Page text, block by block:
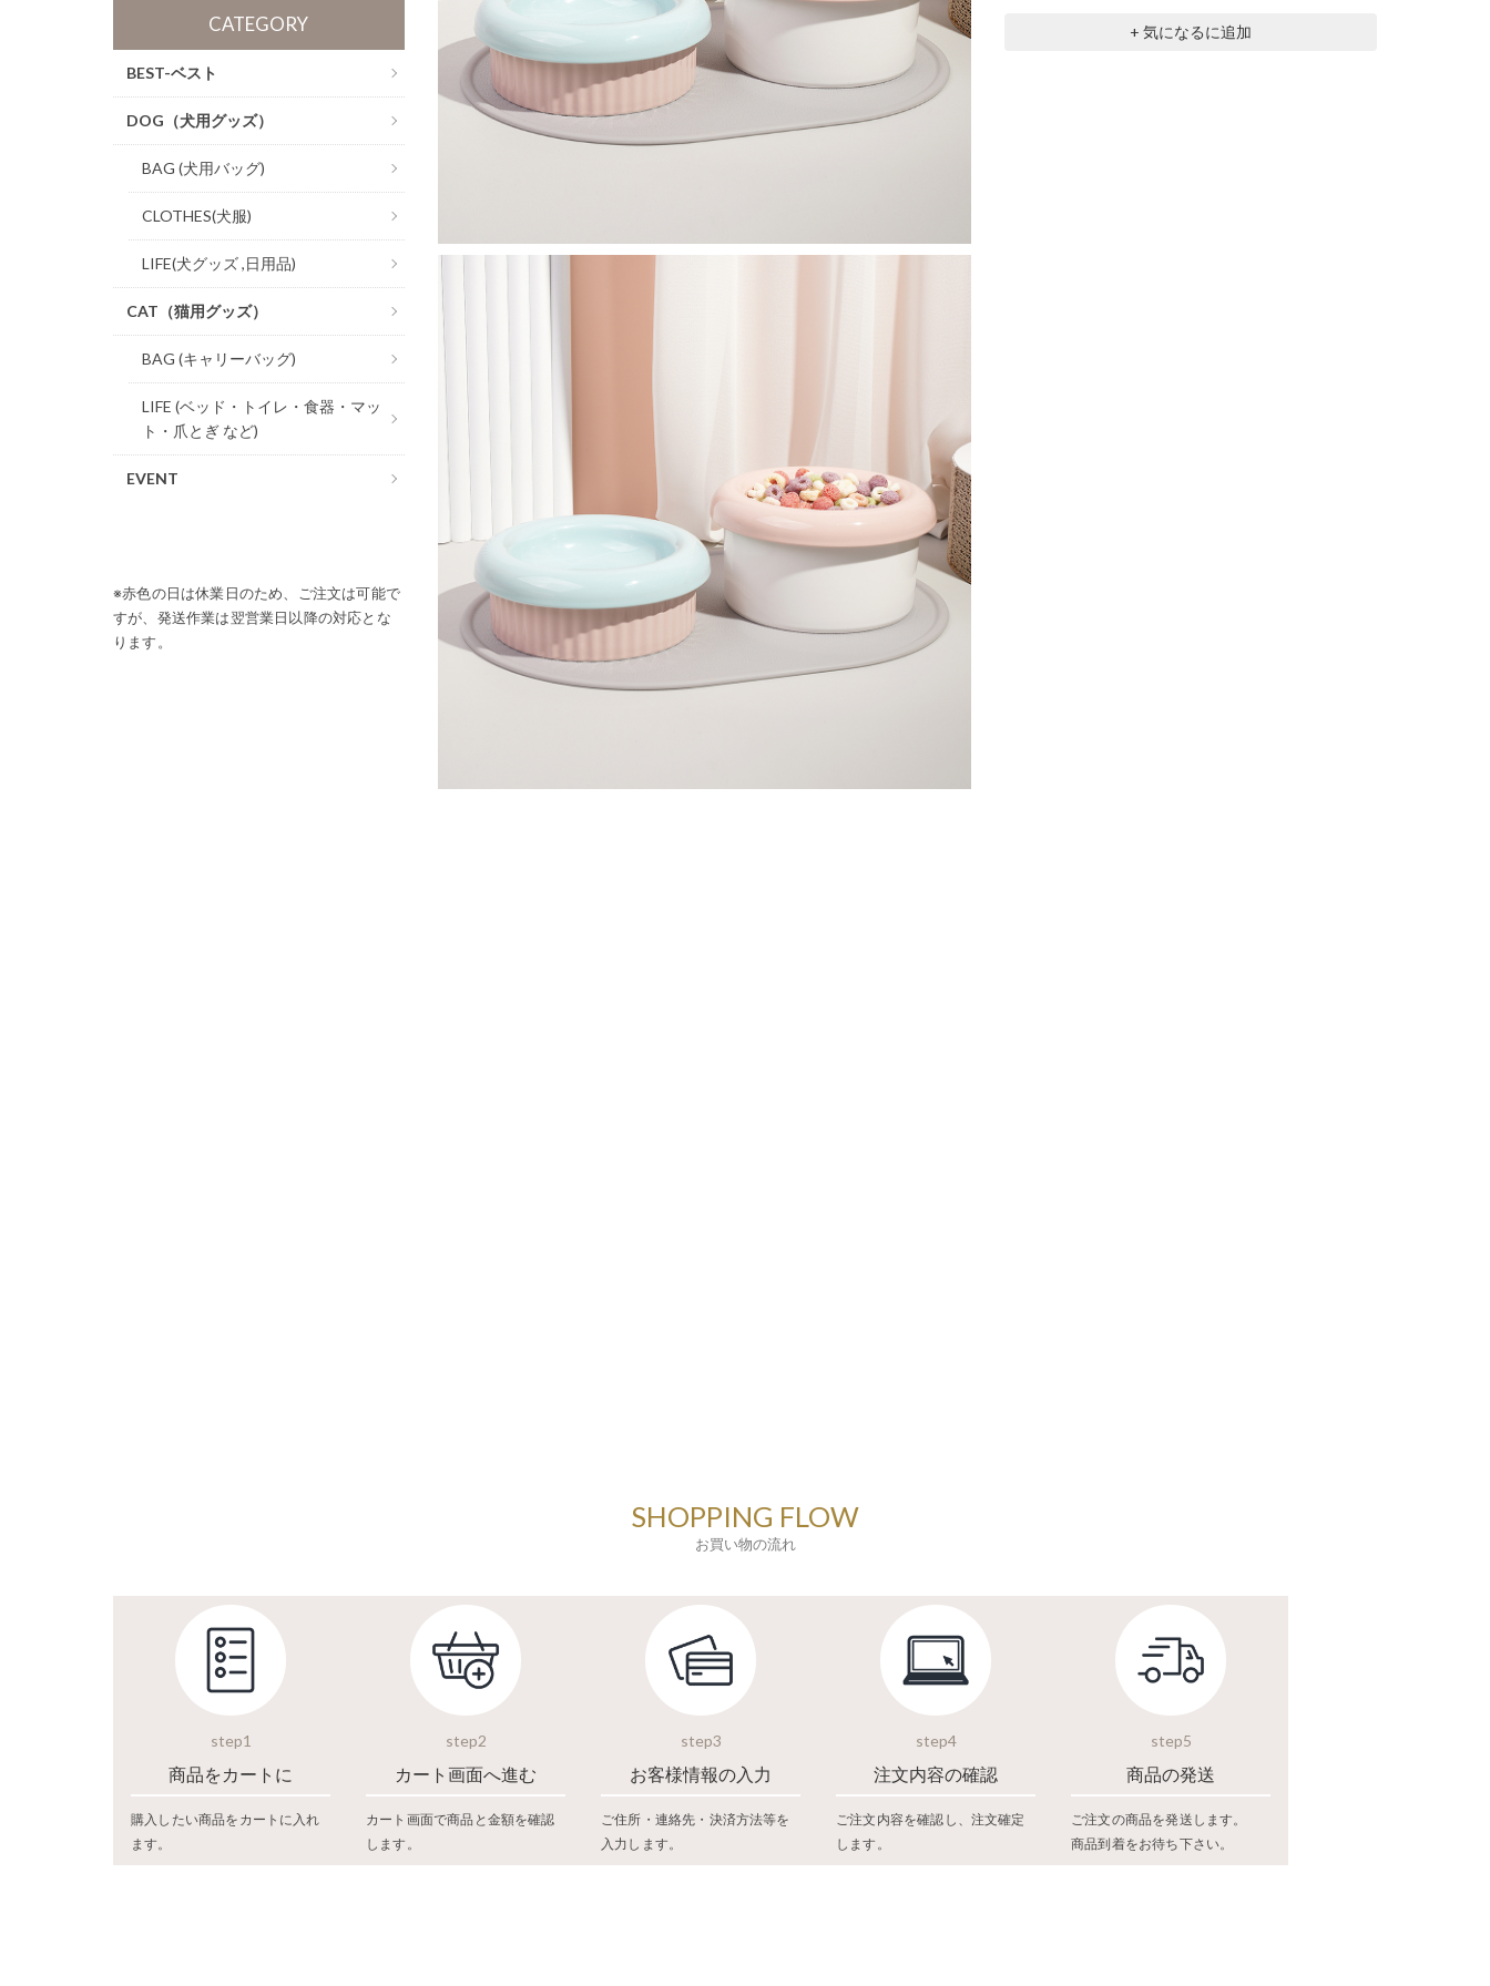
+ 気になるに追加
CATEGORY
BEST-ベスト
DOG（犬用グッズ）
BAG (犬用バッグ)
CLOTHES(犬服)
LIFE(犬グッズ ,日用品)
CAT（猫用グッズ）
BAG (キャリーバッグ)
LIFE (ベッド・トイレ・食器・マッ
ト・爪とぎ など)
EVENT
※赤色の日は休業日のため、ご注文は可能で
すが、発送作業は翌営業日以降の対応とな
ります。
SHOPPING FLOW
お買い物の流れ
step1
商品をカートに
購入したい商品をカートに入れ
ます。
step2
カート画面へ進む
カート画面で商品と金額を確認
します。
step3
お客様情報の入力
ご住所・連絡先・決済方法等を
入力します。
step4
注文内容の確認
ご注文内容を確認し、注文確定
します。
step5
商品の発送
ご注文の商品を発送します。
商品到着をお待ち下さい。